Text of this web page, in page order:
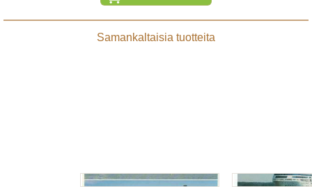
Samankaltaisia tuotteita